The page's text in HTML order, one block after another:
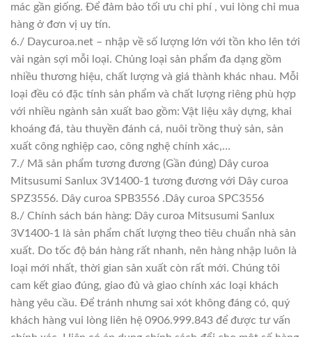
mác gần giống. Để đảm bảo tối ưu chi phí , vui lòng chỉ mua
hàng ở đơn vị uy tín.
6./ Daycuroa.net – nhập về số lượng lớn với tồn kho lên tới
vài ngàn sợi mỗi loại. Chủng loại sản phẩm đa dạng gồm
nhiều thương hiệu, chất lượng và giá thành khác nhau. Mỗi
loại đều có đặc tính sản phẩm và chất lượng riêng phù hợp
với nhiều ngành sản xuất bao gồm: Vật liệu xây dựng, khai
khoáng đá, tàu thuyền đánh cá, nuôi trồng thuỷ sản, sản
xuất công nghiệp cao, công nghệ chính xác,…
7./ Mã sản phẩm tương đương (Gần đúng) Dây curoa
Mitsusumi Sanlux 3V1400-1 tương đương với Dây curoa
SPZ3556. Dây curoa SPB3556 .Dây curoa SPC3556
8./ Chính sách bán hàng: Dây curoa Mitsusumi Sanlux
3V1400-1 là sản phẩm chất lượng theo tiêu chuẩn nhà sản
xuất. Do tốc độ bán hàng rất nhanh, nên hàng nhập luôn là
loại mới nhất, thời gian sản xuất còn rất mới. Chúng tôi
cam kết giao đúng, giao đủ và giao chính xác loại khách
hàng yêu cầu. Để tránh nhưng sai xót không đáng có, quý
khách hàng vui lòng liên hệ 0906.999.843 để được tư vấn